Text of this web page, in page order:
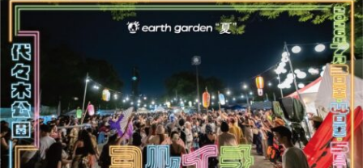
イ
ズ
格
RC
カ
ー
「WPL
JAPAN」